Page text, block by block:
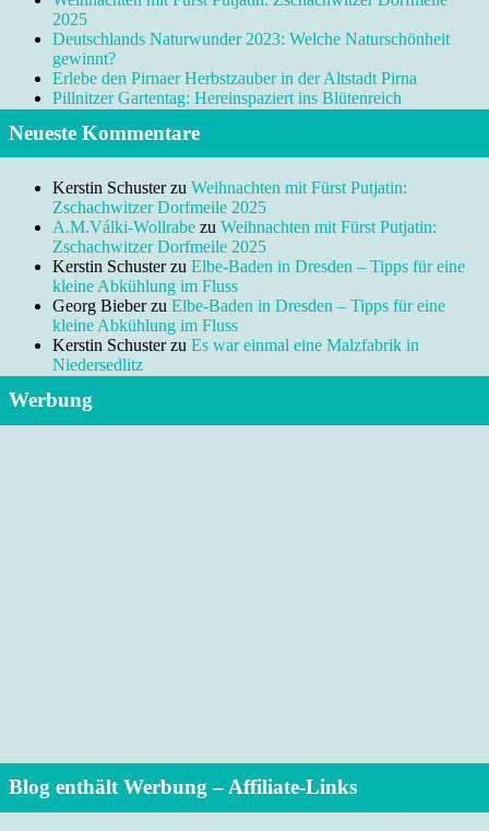
2025
Deutschlands Naturwunder 2023: Welche Naturschönheit
gewinnt?
Erlebe den Pirnaer Herbstzauber in der Altstadt Pirna
Pillnitzer Gartentag: Hereinspaziert ins Blütenreich
Neueste Kommentare
Kerstin Schusterzu Weihnachten mit Fürst Putjatin:
Zschachwitzer Dorfmeile 2025
A.M.Válki-Wollrabe zu Weihnachten mit Fürst Putjatin:
Zschachwitzer Dorfmeile 2025
Kerstin Schusterzu Elbe-Baden in Dresden – Tipps für eine
kleine Abkühlung im Fluss
Georg Bieberzu Elbe-Baden in Dresden – Tipps für eine
kleine Abkühlung im Fluss
Kerstin Schusterzu Es war einmal eine Malzfabrik in
Niedersedlitz
Werbung
Blog enthält Werbung – Affiliate-Links